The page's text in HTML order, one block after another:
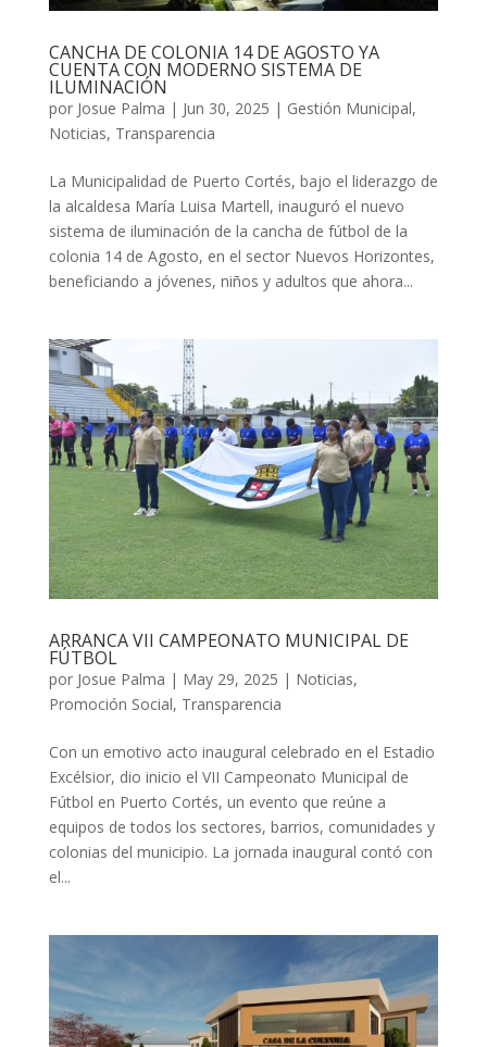
CANCHA DE COLONIA 14 DE AGOSTO YA
CUENTA CON MODERNO SISTEMA DE
ILUMINACIÓN
por Josue Palma | Jun 30, 2025 | Gestión Municipal,
Noticias, Transparencia
La Municipalidad de Puerto Cortés, bajo el liderazgo de
la alcaldesa María Luisa Martell, inauguró el nuevo
sistema de iluminación de la cancha de fútbol de la
colonia 14 de Agosto, en el sector Nuevos Horizontes,
beneficiando a jóvenes, niños y adultos que ahora...
ARRANCA VII CAMPEONATO MUNICIPAL DE
FÚTBOL
por Josue Palma | May 29, 2025 | Noticias,
Promoción Social, Transparencia
Con un emotivo acto inaugural celebrado en el Estadio
Excélsior, dio inicio el VII Campeonato Municipal de
Fútbol en Puerto Cortés, un evento que reúne a
equipos de todos los sectores, barrios, comunidades y
colonias del municipio. La jornada inaugural contó con
el...